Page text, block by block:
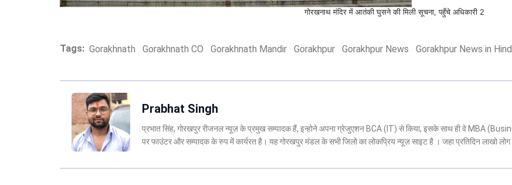
गोरखनाथ मंदिर में आतंकी घुसने की मिली सूचना, पहुँचे अधिकारी 2
Tags: Gorakhnath Gorakhnath CO Gorakhnath Mandir Gorakhpur Gorakhpur News Gorakhpur News in
Prabhat Singh
प्रभात सिंह, गोरखपुर रीजनल न्यूज़ के प्रमुख सम्पादक हैं, इन्होने अपना ग्रेजुएशन BCA (IT) से किया, इसके साथ ही वे MBA
पर फाउंटर और सम्पादक के रुप में कार्यरत है। यह गोरखपुर मंडल के सभी जिलो का लोकप्रिय न्यूज़ साइट है । जहा प्रतिदिन लाखो